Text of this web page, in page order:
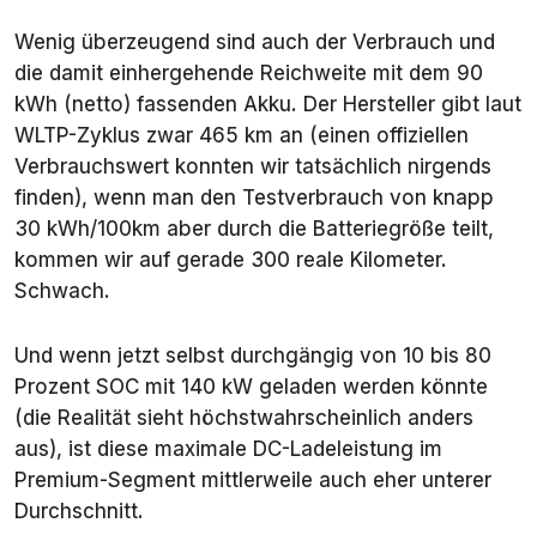
Wenig überzeugend sind auch der Verbrauch und
die damit einhergehende Reichweite mit dem 90
kWh (netto) fassenden Akku. Der Hersteller gibt laut
WLTP-Zyklus zwar 465 km an (einen offiziellen
Verbrauchswert konnten wir tatsächlich nirgends
finden), wenn man den Testverbrauch von knapp
30 kWh/100km aber durch die Batteriegröße teilt,
kommen wir auf gerade 300 reale Kilometer.
Schwach.
Und wenn jetzt selbst durchgängig von 10 bis 80
Prozent SOC mit 140 kW geladen werden könnte
(die Realität sieht höchstwahrscheinlich anders
aus), ist diese maximale DC-Ladeleistung im
Premium-Segment mittlerweile auch eher unterer
Durchschnitt.